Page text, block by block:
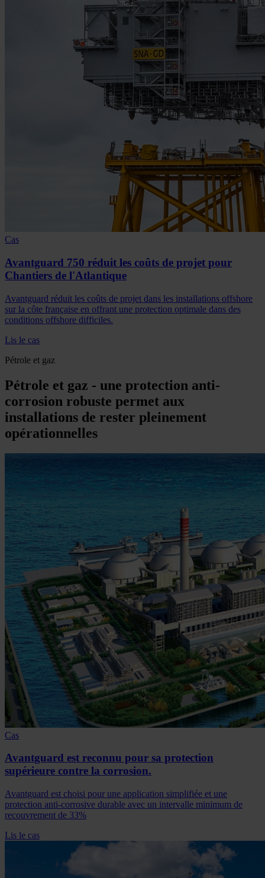
Cas
Avantguard 750 réduit les coûts de projet pour
Chantiers de l'Atlantique
Avantguard réduit les coûts de projet dans les installations offshore
sur la côte française en offrant une protection optimale dans des
conditions offshore difficiles.
Lis le cas
Pétrole et gaz
Pétrole et gaz - une protection anti-
corrosion robuste permet aux
installations de rester pleinement
opérationnelles
Cas
Avantguard est reconnu pour sa protection
supérieure contre la corrosion.
Avantguard est choisi pour une application simplifiée et une
protection anti-corrosive durable avec un intervalle minimum de
recouvrement de 33%
Lis le cas